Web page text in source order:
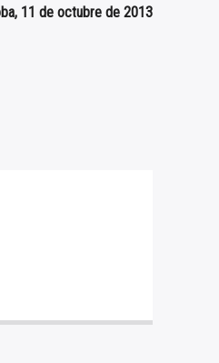
11 de octubre de 2013